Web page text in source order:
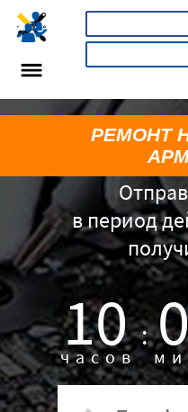
в период
10 :
часов
РЕМОНТ